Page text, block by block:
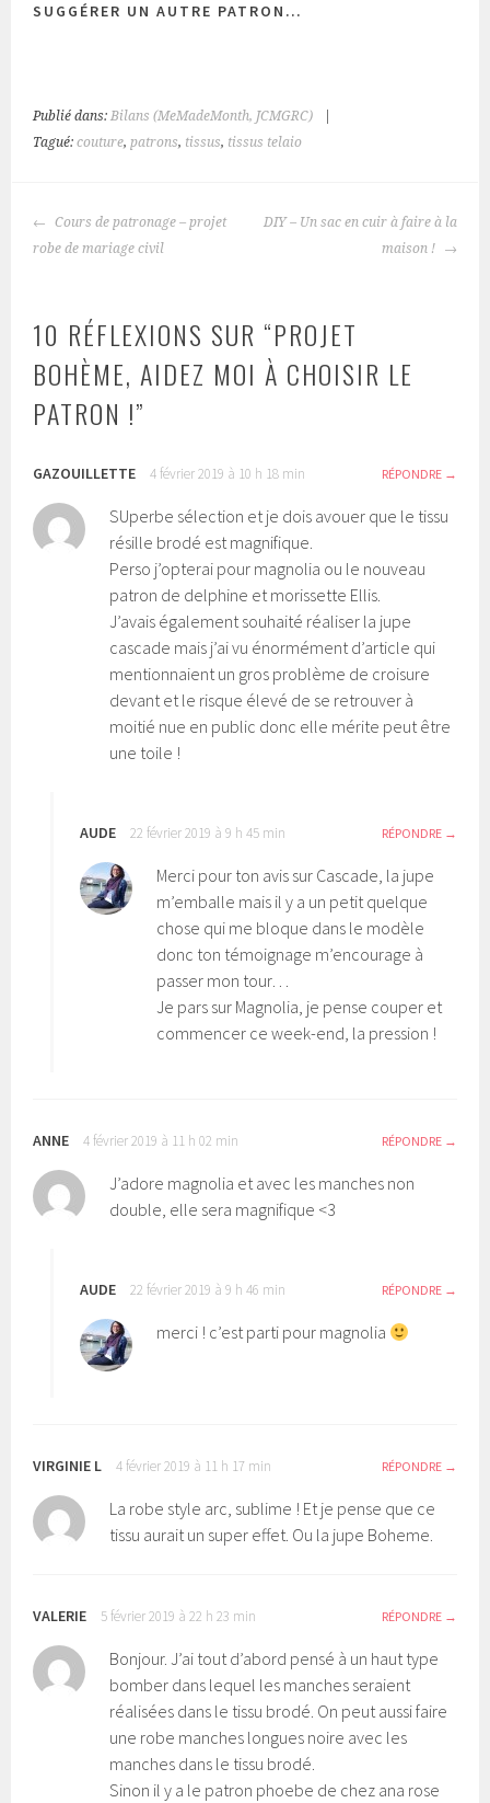
SUGGÉRER UN AUTRE PATRON…
Publié dans:Bilans (MeMadeMonth, JCMGRC)
Tagué:couture,patrons, tissus, tissus telaio
NAVIGATION
DES
Cours de patronage – projet
robe de mariage civil
DIY – Un sac en cuir à faire à la
maison !
10 RÉFLEXIONS SUR “PROJET
BOHÈME, AIDEZ MOI À CHOISIR LE
PATRON !”
GAZOUILLETTE 4 février 2019 à 10 h 18 min RÉPONDRE
SUperbe sélection et je dois avouer que le tissu
résille brodé est magnifique.
Perso j’opterai pour magnolia ou le nouveau
patron de delphine et morissette Ellis.
J’avais également souhaité réaliser la jupe
cascade mais j’ai vu énormément d’article qui
mentionnaient un gros problème de croisure
devant et le risque élevé de se retrouver à
moitié nue en public donc elle mérite peut être
une toile !
AUDE 22 février 2019 à 9 h 45 min RÉPONDRE
Merci pour ton avis sur Cascade, la jupe
m’emballe mais il y a un petit quelque
chose qui me bloque dans le modèle
donc ton témoignage m’encourage à
passer mon tour…
Je pars sur Magnolia, je pense couper et
commencer ce week-end, la pression !
ANNE 4 février 2019 à 11 h 02 min RÉPONDRE
J’adore magnolia et avec les manches non
double, elle sera magnifique <3
AUDE 22 février 2019 à 9 h 46 min RÉPONDRE
merci ! c’est parti pour magnolia
VIRGINIE L 4 février 2019 à 11 h 17 min RÉPONDRE
La robe style arc, sublime ! Et je pense que ce
tissu aurait un super effet. Ou la jupe Boheme.
VALERIE 5 février 2019 à 22 h 23 min RÉPONDRE
Bonjour. J’ai tout d’abord pensé à un haut type
bomber dans lequel les manches seraient
réalisées dans le tissu brodé. On peut aussi faire
une robe manches longues noire avec les
manches dans le tissu brodé.
Sinon il y a le patron phoebe de chez ana rose